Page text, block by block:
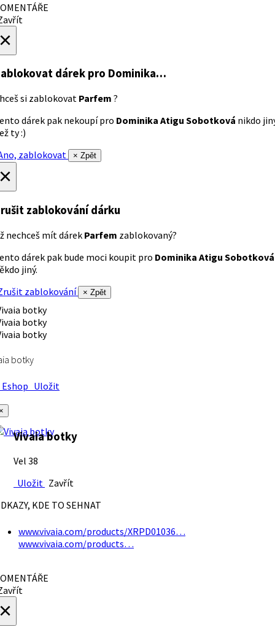
dárek pro Dominika…
si zablokovat Parfem ?
dárek pak nekoupí pro Dominika Atigu Sobotková nikdo
ty :)
zablokovat
× Zpět
zablokování dárku
nechceš mít dárek Parfem zablokovaný?
dárek pak bude moci koupit pro Dominika Atigu Sobotková
jiný.
zablokování
× Zpět
botky
Uložit
Vivaia botky
Vel 38
Uložit Zavřít
KDE TO SEHNAT
www.vivaia.com/products/XRPD01036…
www.vivaia.com/products…